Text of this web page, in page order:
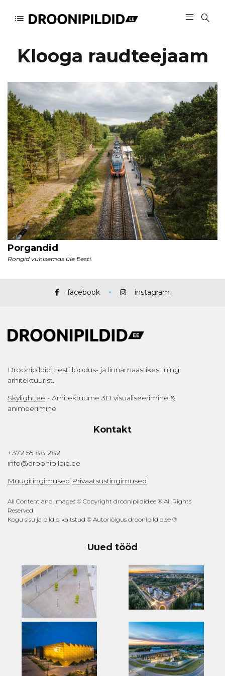
Klooga raudteejaam
facebook instagram
Droonipildid Eesti loodus- ja linnamaastikest ning
arhitektuurist.
Skylight.ee - Arhitektuurne 3D visualiseerimine &
animeerimine
Kontakt
+372 55 88 282
info@droonipildid.ee
Müügitingimused Privaatsustingimused
All Content and Images © Copyright droonipildid.ee ® All Rights
Reserved
Kogu sisu ja pildid kaitstud © Autoriõigus droonipildid.ee ®
Uued tööd